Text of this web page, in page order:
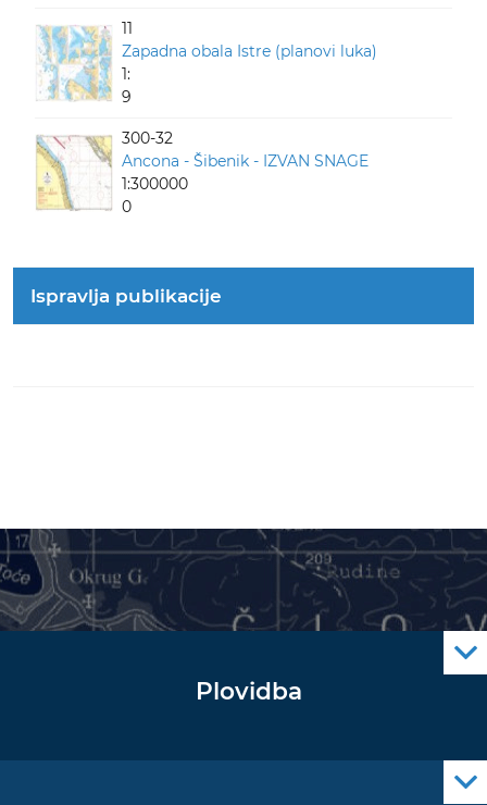
11
Zapadna obala Istre (planovi luka)
1:
9
300-32
Ancona - Šibenik - IZVAN SNAGE
1:300000
0
Ispravlja publikacije
Plovidba